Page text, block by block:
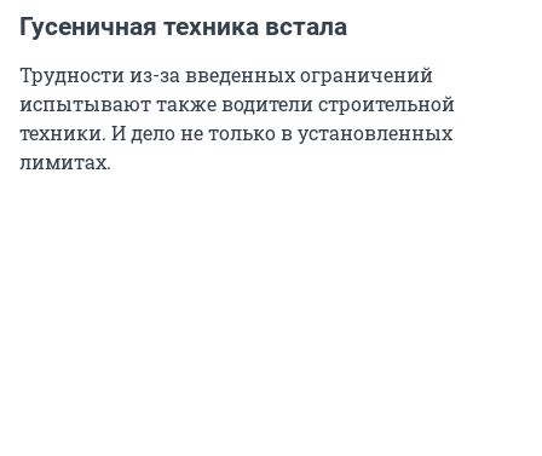
Гусеничная техника встала
Трудности из-за введенных ограничений
испытывают также водители строительной
техники. И дело не только в установленных
лимитах.